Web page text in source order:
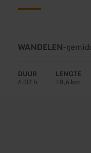
Soort
WANDELEN-
DUUR
6:07 h
LENGTE
18,6 km